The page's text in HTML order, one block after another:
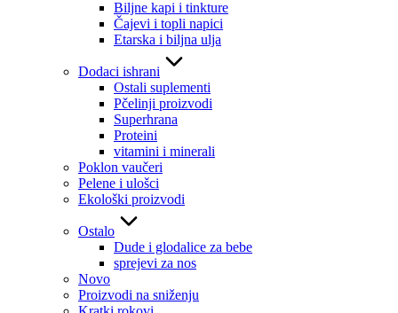
Biljne kapi i tinkture
Čajevi i topli napici
Etarska i biljna ulja
Dodaci ishrani
Ostali suplementi
Pčelinji proizvodi
Superhrana
Proteini
vitamini i minerali
Poklon vaučeri
Pelene i ulošci
Ekološki proizvodi
Ostalo
Dude i glodalice za bebe
sprejevi za nos
Novo
Proizvodi na sniženju